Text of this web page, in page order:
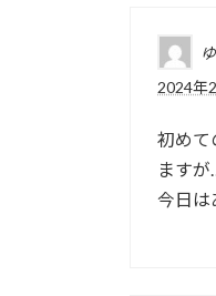
2024年
初めて
ます
今日は